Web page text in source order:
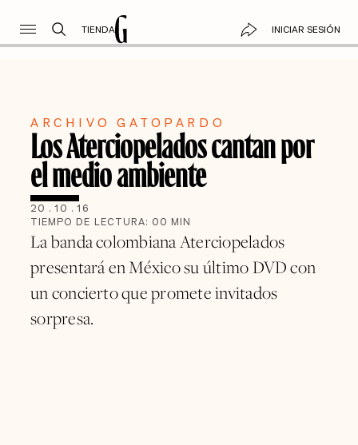
TIENDA INICIAR SESIÓN
ARCHIVO GATOPARDO
Los Aterciopelados cantan por
el medio ambiente
20 . 10 . 16
TIEMPO DE LECTURA: 00 MIN
La banda colombiana Aterciopelados
presentará en México su último DVD con
un concierto que promete invitados
sorpresa.